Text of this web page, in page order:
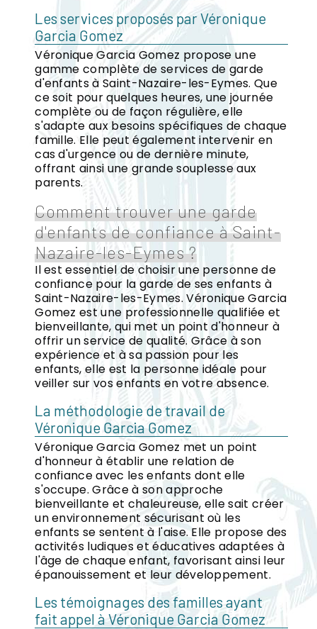
Les services proposés par Véronique
Garcia Gomez
Véronique Garcia Gomez propose une
gamme complète de services de garde
d'enfants à Saint-Nazaire-les-Eymes. Que
ce soit pour quelques heures, une journée
complète ou de façon régulière, elle
s'adapte aux besoins spécifiques de chaque
famille. Elle peut également intervenir en
cas d'urgence ou de dernière minute,
offrant ainsi une grande souplesse aux
parents.
Comment trouver une garde
d'enfants de confiance à Saint-
Nazaire-les-Eymes ?
Il est essentiel de choisir une personne de
confiance pour la garde de ses enfants à
Saint-Nazaire-les-Eymes. Véronique Garcia
Gomez est une professionnelle qualifiée et
bienveillante, qui met un point d'honneur à
offrir un service de qualité. Grâce à son
expérience et à sa passion pour les
enfants, elle est la personne idéale pour
veiller sur vos enfants en votre absence.
La méthodologie de travail de
Véronique Garcia Gomez
Véronique Garcia Gomez met un point
d'honneur à établir une relation de
confiance avec les enfants dont elle
s'occupe. Grâce à son approche
bienveillante et chaleureuse, elle sait créer
un environnement sécurisant où les
enfants se sentent à l'aise. Elle propose des
activités ludiques et éducatives adaptées à
l'âge de chaque enfant, favorisant ainsi leur
épanouissement et leur développement.
Les témoignages des familles ayant
fait appel à Véronique Garcia Gomez